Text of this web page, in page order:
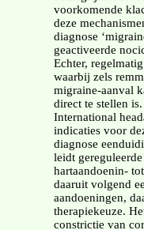
voorkomende
deze
diagnose
geactiveerde
Echter,
waarbij zels
migraine-aanval
direct te stellen
International
indicaties voor
diagnose
leidt
hartaandoenin-
daaruit volgend
aandoeningen,
therapiekeuze.
constrictie van